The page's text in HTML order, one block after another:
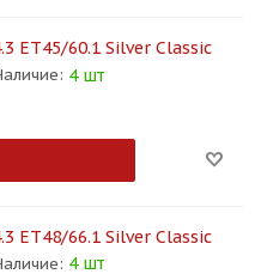
ET45/60.1 Silver Classic
4 шт
ET48/66.1 Silver Classic
4 шт